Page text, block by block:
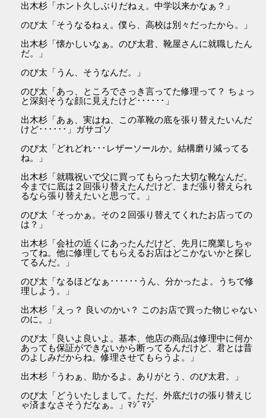
出木杉「ホント久しぶりだねぇ。中学以来かなぁ？」
のび太「そうなるねぇ。僕ら、高校は別々だったから。」
出木杉「懐かしいなぁ。のび太君、靴屋さんに就職したん
だ。」
のび太「うん、そうなんだ。」
のび太「あっ、ところでさっき言ってた修理って？ ちょっ
と深刻そうな顔に見えたけど･･････」
出木杉「あぁ、実はね、この革靴の底を張り替えたいんだ
けど･･････」ガサゴソ
のび太「どれどれ･･･レザーソールか。結構磨り減ってる
ね。」
出木杉「就職祝いで父に買ってもらった大切な靴なんだ。
今までに底は２回張り替えたんだけど、まだ張り替えられ
るなら張り替えたいと思って。」
のび太「そっかぁ。その２回張り替えてくれたお店っての
は？」
出木杉「会社の近くにあったんだけど、先月に廃業しちゃ
ってね。他に修理してもらえるお店はどこかないかと探し
てるんだ。」
のび太「なるほどなぁ･･････うん、分かったよ。うちで修
理しよう。」
出木杉「えっ？ 良いのかい？ このお店で買った物じゃない
のに。」
のび太「良いよ良いよ。基本、他店の商品は修理中に何か
あっても保証ができないから断ってるんだけど、君とは昔
のよしみだからね。修理させてもらうよ。」
出木杉「うわぁ、助かるよ。ありがとう、のび太君。」
のび太「どういたしまして。ただ、外底だけの張り替えじ
ゃ済まなさそうだなぁ。」ﾏｼﾞﾏｼﾞ